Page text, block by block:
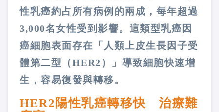
性乳癌約占所有病例的兩成，每年超過
3,000名女性受到影響。這類型乳癌因
癌細胞表面存在「人類上皮生長因子受
體第二型（HER2）」導致細胞快速增
生，容易復發與轉移。
HER2陽性乳癌轉移快 治療難